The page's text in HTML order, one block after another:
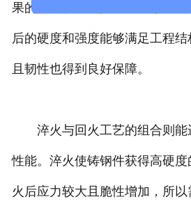
果的一致性。比如在生产某些
后的硬度和强度能够满足工程
且韧性也得到良好保障。
淬火与回火工艺的组合则能
性能。淬火使铸钢件获得高硬
火后应力较大且脆性增加，所